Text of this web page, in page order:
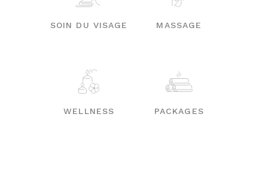
SOIN DU VISAGE MASSAGE
WELLNESS PACKAGES